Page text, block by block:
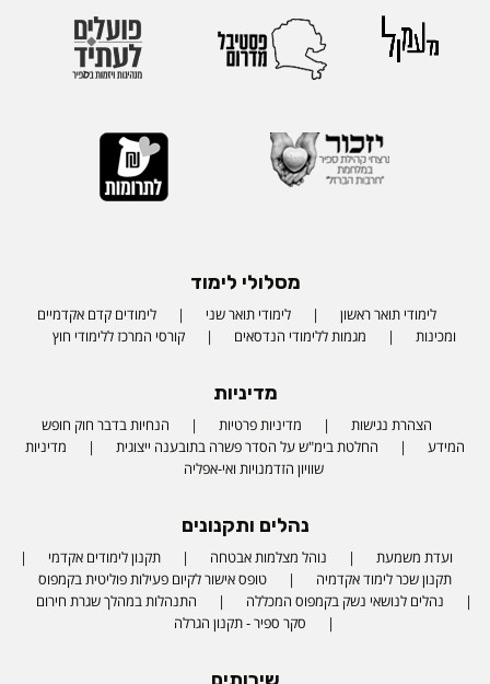
מסלולי לימוד
לימודי תואר ראשון לימודי תואר שני
לימודים קדם אקדמיים
ומכינות
מגמות ללימודי הנדסאים קורסי המרכז ללימודי חוץ
מדיניות
הצהרת נגישות מדיניות פרטיות
הנחיות בדבר חוק חופש
המידע
החלטת בימ"ש על הסדר פשרה בתובענה ייצוגית
מדיניות
שוויון הזדמנויות ואי-אפליה
נהלים ותקנונים
ועדת משמעת נוהל מצלמות אבטחה
תקנון לימודים אקדמי
תקנון שכר לימוד אקדמיה
טופס אישור לקיום פעילות פוליטית בקמפוס
נהלים לנושאי נשק בקמפוס המכללה
התנהלות במהלך שגרת חירום
סקר ספיר - תקנון הגרלה